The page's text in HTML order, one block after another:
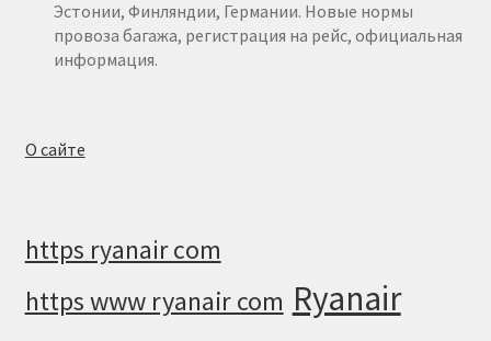
Эстонии, Финляндии, Германии. Новые нормы
провоза багажа, регистрация на рейс, официальная
информация.
О сайте
https ryanair com
https www ryanair com Ryanair